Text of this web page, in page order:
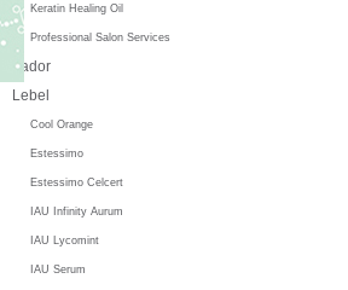
Keratin Healing Oil
Professional Salon Services
Lador
Lebel
Cool Orange
Estessimo
Estessimo Celcert
IAU Infinity Aurum
IAU Lycomint
IAU Serum